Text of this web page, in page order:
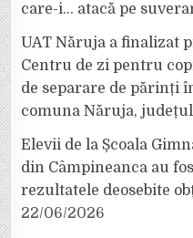
care-i… atacă pe
UAT Năruja a finalizat
Centru de zi pentru
de separare de părinți
comuna Năruja, județul
Elevii de la Școala
din Câmpineanca au
rezultatele deosebite
22/06/2026